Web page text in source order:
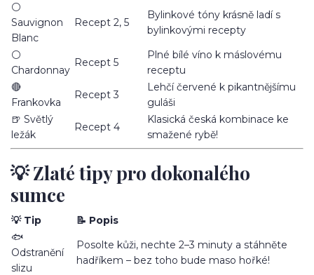
⚪
Sauvignon
Blanc
Recept 2, 5
Bylinkové tóny krásně ladí s
bylinkovými recepty
⚪
Chardonnay
Recept 5
Plné bílé víno k máslovému
receptu
🔴
Frankovka
Recept 3
Lehčí červené k pikantnějšímu
guláši
🍺 Světlý
ležák
Recept 4
Klasická česká kombinace ke
smažené rybě!
💡 Zlaté tipy pro dokonalého
sumce
💡 Tip
📝 Popis
🐟
Odstranění
slizu
Posolte kůži, nechte 2–3 minuty a stáhněte
hadříkem – bez toho bude maso hořké!